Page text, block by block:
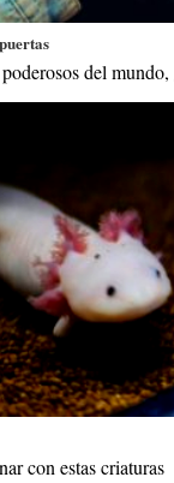
del mundo,
con estas criaturas